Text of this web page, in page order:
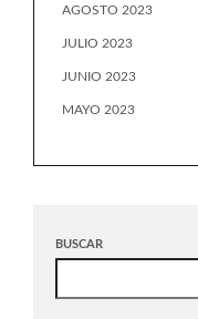
AGOSTO 2023
JULIO 2023
JUNIO 2023
MAYO 2023
BUSCAR